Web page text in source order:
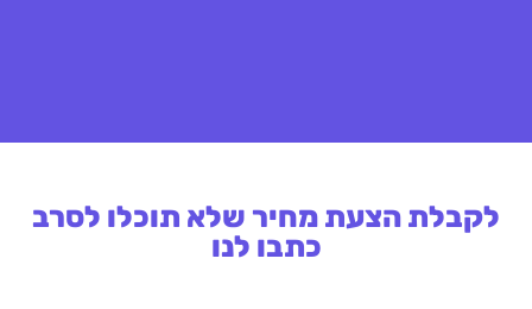
לקבלת הצעת מחיר שלא תוכלו לסרב
כתבו לנו